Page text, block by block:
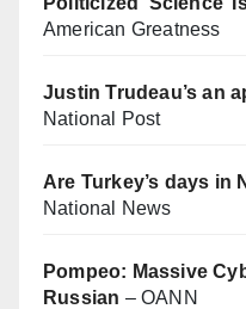
American Greatness
Justin Trudeau’s an
National Post
Are Turkey’s days in
National News
Pompeo: Massive
Russian – OANN